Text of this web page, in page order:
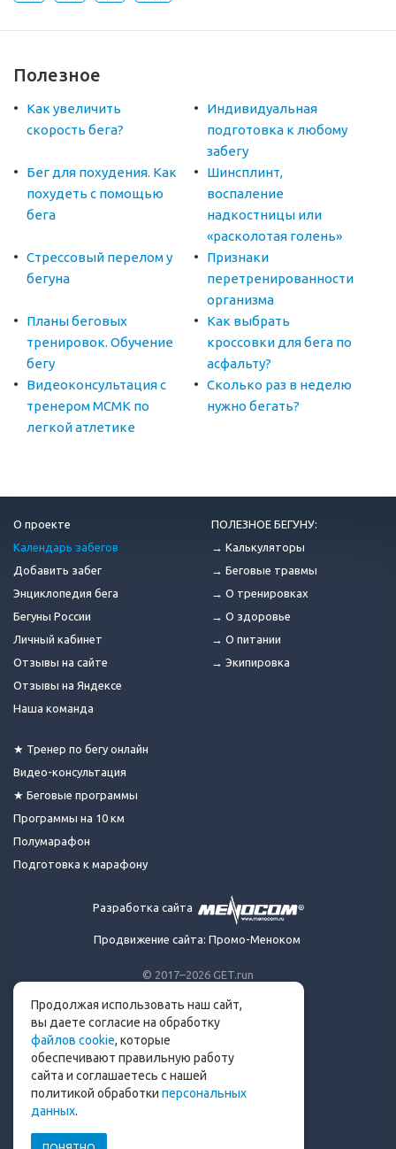
Полезное
Как увеличить
скорость бега?
Индивидуальная
подготовка к любому
забегу
Бег для похудения. Как
похудеть с помощью
бега
Шинсплинт,
воспаление
надкостницы или
«расколотая голень»
Стрессовый перелом у
бегуна
Признаки
перетренированности
организма
Планы беговых
тренировок. Обучение
бегу
Как выбрать
кроссовки для бега по
асфальту?
Видеоконсультация с
тренером МСМК по
легкой атлетике
Сколько раз в неделю
нужно бегать?
© 2017–2026 GET.run
Сделано с ❤ бегунами
для бегунов
Телеграм-канал Get.run
Беговой чат в Телеграм
info@get.run
О проекте
Календарь забегов
Добавить забег
Энциклопедия бега
Бегуны России
Личный кабинет
Отзывы на сайте
Отзывы на Яндексе
Наша команда
★ Тренер по бегу онлайн
Видео-консультация
★ Беговые программы
Программы на 10 км
Полумарафон
Подготовка к марафону
ПОЛЕЗНОЕ БЕГУНУ:
→ Калькуляторы
→ Беговые травмы
→ О тренировках
→ О здоровье
→ О питании
→ Экипировка
Разработка сайта
Продвижение сайта: Промо-Меноком
Продолжая использовать наш сайт,
вы даете согласие на обработку
файлов cookie, которые
обеспечивают правильную работу
сайта и соглашаетесь с нашей
политикой обработки персональных
данных.